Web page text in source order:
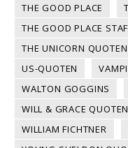
THE GOOD PLACE
THE GOOD PLACE
THE UNICORN QUOTEN
US-QUOTEN
WALTON GOGGINS
WILL & GRACE QUOTEN
WILLIAM FICHTNER